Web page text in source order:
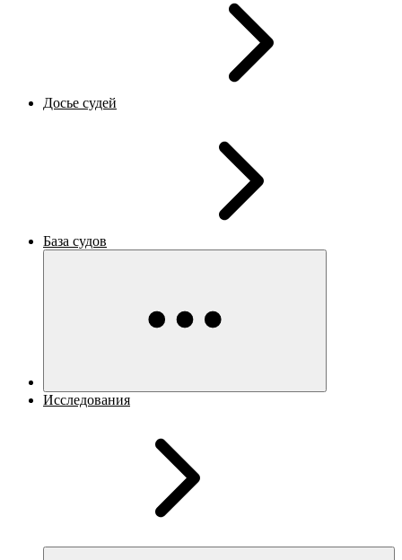
Досье судей
База судов
Исследования